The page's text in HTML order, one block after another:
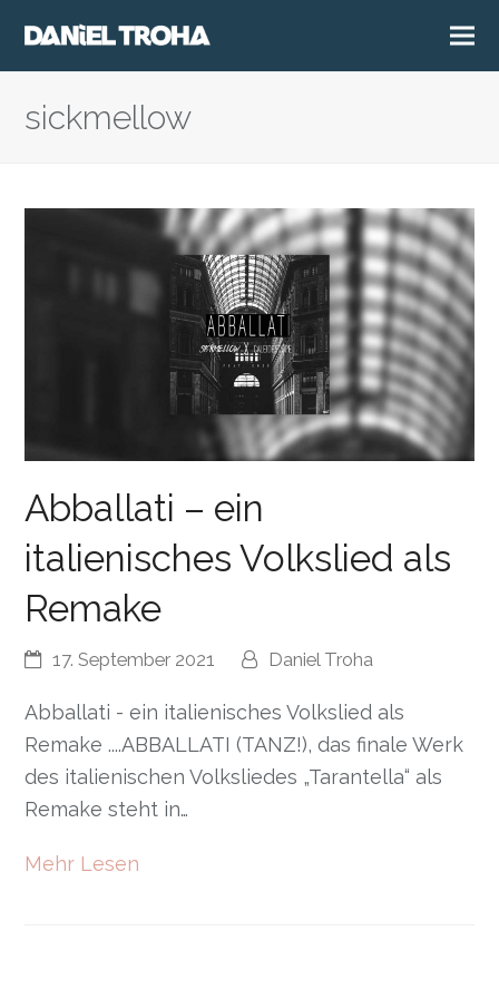
sickmellow
Abballati – ein
italienisches Volkslied als
Remake
17. September 2021 Daniel Troha
Abballati - ein italienisches Volkslied als
Remake ....ABBALLATI (TANZ!), das finale Werk
des italienischen Volksliedes „Tarantella“ als
Remake steht in…
Mehr Lesen